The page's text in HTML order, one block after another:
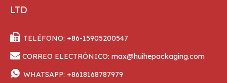
LTD
 TELÉFONO: +86-15905200547
 CORREO ELECTRÓNICO: max@huihepackaging.com
 WHATSAPP: +8618168787979